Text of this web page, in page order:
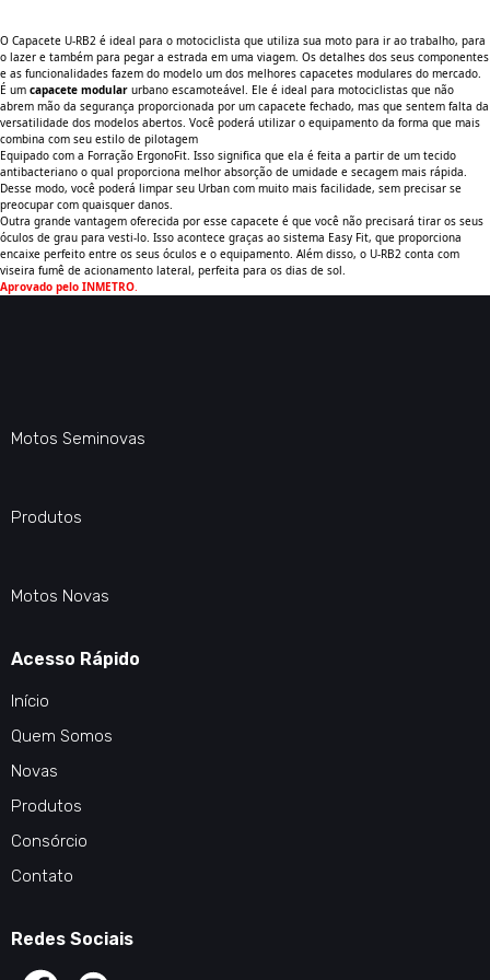
O Capacete U-RB2 é ideal para o motociclista que utiliza sua moto para ir ao trabalho, para
o lazer e também para pegar a estrada em uma viagem. Os detalhes dos seus componentes
e as funcionalidades fazem do modelo um dos melhores capacetes modulares do mercado.
É um capacete modular urbano escamoteável. Ele é ideal para motociclistas que não
abrem mão da segurança proporcionada por um capacete fechado, mas que sentem falta da
versatilidade dos modelos abertos. Você poderá utilizar o equipamento da forma que mais
combina com seu estilo de pilotagem
Equipado com a Forração ErgonoFit. Isso significa que ela é feita a partir de um tecido
antibacteriano o qual proporciona melhor absorção de umidade e secagem mais rápida.
Desse modo, você poderá limpar seu Urban com muito mais facilidade, sem precisar se
preocupar com quaisquer danos.
Outra grande vantagem oferecida por esse capacete é que você não precisará tirar os seus
óculos de grau para vesti-lo. Isso acontece graças ao sistema Easy Fit, que proporciona
encaixe perfeito entre os seus óculos e o equipamento. Além disso, o U-RB2 conta com
viseira fumê de acionamento lateral, perfeita para os dias de sol.
Aprovado pelo INMETRO.
Motos Seminovas
Produtos
Motos Novas
Acesso Rápido
Início
Quem Somos
Novas
Produtos
Consórcio
Contato
Redes Sociais